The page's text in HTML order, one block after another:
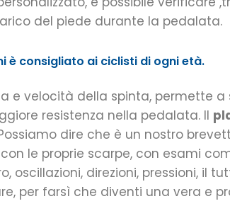
del piede durante la pedalata.
è consigliato ai ciclisti di ogni età.
e velocità della spinta, permette
resistenza nella pedalata. ll
dire che è un nostro
le proprie scarpe, con esami
oscillazioni, direzioni, pressioni, il
per farsì che diventi una vera e